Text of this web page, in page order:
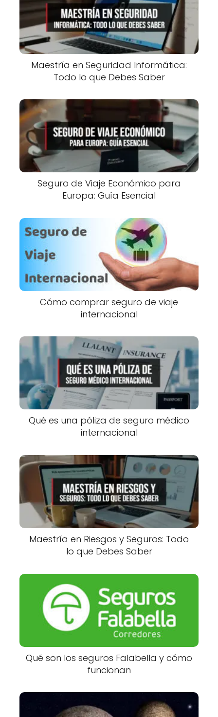
Maestría en Seguridad Informática:
Todo lo que Debes Saber
Seguro de Viaje Económico para
Europa: Guía Esencial
Cómo comprar seguro de viaje
internacional
Qué es una póliza de seguro médico
internacional
Maestría en Riesgos y Seguros: Todo
lo que Debes Saber
Qué son los seguros Falabella y cómo
funcionan